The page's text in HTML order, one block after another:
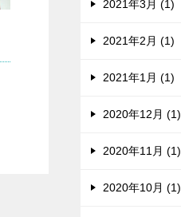
2021年3月 (1)
2021年2月 (1)
2021年1月 (1)
2020年12月 (1)
2020年11月 (1)
2020年10月 (1)